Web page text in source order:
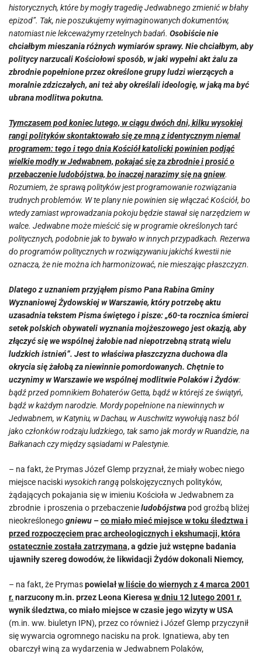
historycznych, które by mogły tragedię Jedwabnego zmienić w błahy
epizod”. Tak, nie poszukujemy wyimaginowanych dokumentów,
natomiast nie lekceważymy rzetelnych badań. Osobiście nie
chciałbym mieszania różnych wymiarów sprawy. Nie chciałbym, aby
politycy narzucali Kościołowi sposób, w jaki wypełni akt żalu za
zbrodnie popełnione przez określone grupy ludzi wierzących a
moralnie zdziczałych, ani też aby określali ideologię, w jaką ma być
ubrana modlitwa pokutna.
Tymczasem pod koniec lutego, w ciągu dwóch dni, kilku wysokiej
rangi polityków skontaktowało się ze mną z identycznym niemal
programem: tego i tego dnia Kościół katolicki powinien podjąć
wielkie modły w Jedwabnem, pokajać się za zbrodnie i prosić o
przebaczenie ludobójstwa, bo inaczej narazimy się na gniew.
Rozumiem, że sprawą polityków jest programowanie rozwiązania
trudnych problemów. W te plany nie powinien się włączać Kościół, bo
wtedy zamiast wprowadzania pokoju będzie stawał się narzędziem w
walce. Jedwabne może mieścić się w programie określonych tarć
politycznych, podobnie jak to bywało w innych przypadkach. Rezerwa
do programów politycznych w rozwiązywaniu jakichś kwestii nie
oznacza, że nie można ich harmonizować, nie mieszając płaszczyzn.
Dlatego z uznaniem przyjąłem pismo Pana Rabina Gminy
Wyznaniowej Żydowskiej w Warszawie, który potrzebę aktu
uzasadnia tekstem Pisma świętego i pisze: „60-ta rocznica śmierci
setek polskich obywateli wyznania mojżeszowego jest okazją, aby
złączyć się we wspólnej żałobie nad niepotrzebną stratą wielu
ludzkich istnień”. Jest to właściwa płaszczyzna duchowa dla
okrycia się żałobą za niewinnie pomordowanych. Chętnie to
uczynimy w Warszawie we wspólnej modlitwie Polaków i Żydów:
bądź przed pomnikiem Bohaterów Getta, bądź w którejś ze świątyń,
bądź w każdym narodzie. Mordy popełnione na niewinnych w
Jedwabnem, w Katyniu, w Dachau, w Auschwitz wywołują nasz ból
jako członków rodzaju ludzkiego, tak samo jak mordy w Ruandzie, na
Bałkanach czy między sąsiadami w Palestynie.
– na fakt, że Prymas Józef Glemp przyznał, że miały wobec niego
miejsce naciski wysokich rangą polskojęzycznych polityków,
żądających pokajania się w imieniu Kościoła w Jedwabnem za
zbrodnie i proszenia o przebaczenieludobójstwa pod groźbą bliżej
nieokreślonegogniewu –co miało mieć miejsce w toku śledztwa i
przed rozpoczęciem prac archeologicznych i ekshumacji, która
ostatecznie została zatrzymana,a gdzie już wstępne badania
ujawniły szereg dowodów, że likwidacji Żydów dokonali Niemcy,
– na fakt, że Prymaspowielałw liście do wiernych z 4 marca 2001
r. narzucony m.in. przez Leona Kieresa w dniu 12 lutego 2001 r.
wynik śledztwa, co miało miejsce w czasie jego wizyty w USA
(m.in. ww. biuletyn IPN), przez co również i Józef Glemp przyczynił
się wywarcia ogromnego nacisku na prok. Ignatiewa, aby ten
obarczył winą za wydarzenia w Jedwabnem Polaków,